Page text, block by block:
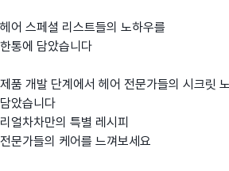
헤어 스페셜 리스트들의 노하우를
한통에 담았습니다
제품 개발 단계에서 헤어 전문가들의 시크릿
담았습니다
리얼차차만의 특별 레시피
전문가들의 케어를 느껴보세요